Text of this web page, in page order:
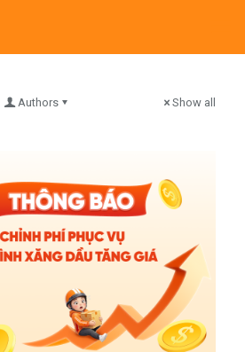
Authors Show all